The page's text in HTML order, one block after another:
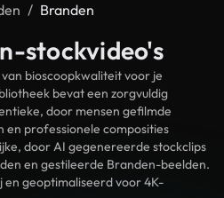
Branden
stockvideo's
bioscoopkwaliteit voor je
bevat een zorgvuldig
door mensen gefilmde
en professionele composities
door AI gegenereerde stockclips
en gestileerde Branden-beelden.
geoptimaliseerd voor 4K-